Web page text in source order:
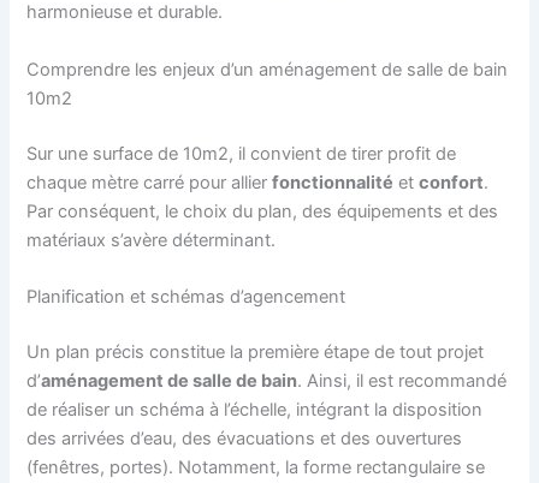
harmonieuse et durable.
Comprendre les enjeux d’un aménagement de salle de bain
10m2
Sur une surface de 10m2, il convient de tirer profit de
chaque mètre carré pour allierfonctionnalité etconfort.
Par conséquent, le choix du plan, des équipements et des
matériaux s’avère déterminant.
Planification et schémas d’agencement
Un plan précis constitue la première étape de tout projet
d’aménagement de salle de bain. Ainsi, il est recommandé
de réaliser un schéma à l’échelle, intégrant la disposition
des arrivées d’eau, des évacuations et des ouvertures
(fenêtres, portes). Notamment, la forme rectangulaire se